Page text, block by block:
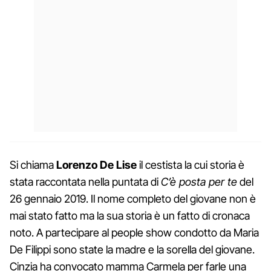
Si chiamaLorenzo De Liseil cestista la cui storia è
stata raccontata nella puntata diC’è posta per tedel
26 gennaio 2019. Il nome completo del giovane non è
mai stato fatto ma la sua storia è un fatto di cronaca
noto. A partecipare al people show condotto da Maria
De Filippi sono state la madre e la sorella del giovane.
Cinzia ha convocato mamma Carmela per farle una